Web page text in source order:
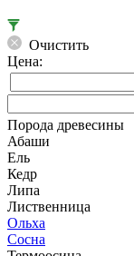
Очистить
Цена:
Порода древесины
Абаши
Ель
Кедр
Липа
Лиственница
Ольха
Сосна